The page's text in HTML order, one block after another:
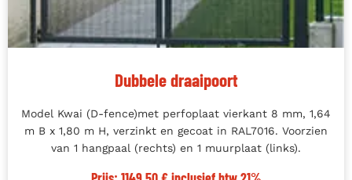
Dubbele draaipoort
Model Kwai (D-fence)met perfoplaat vierkant 8 mm, 1,64
m B x 1,80 m H, verzinkt en gecoat in RAL7016. Voorzien
van 1 hangpaal (rechts) en 1 muurplaat (links).